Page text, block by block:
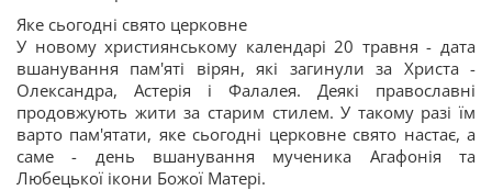
Яке сьогодні свято церковне
У новому християнському календарі 20 травня - дата
вшанування пам'яті вірян, які загинули за Христа -
Олександра, Астерія і Фалалея. Деякі православні
продовжують жити за старим стилем. У такому разі їм
варто пам'ятати, яке сьогодні церковне свято настає, а
саме - день вшанування мученика Агафонія та
Любецької ікони Божої Матері.